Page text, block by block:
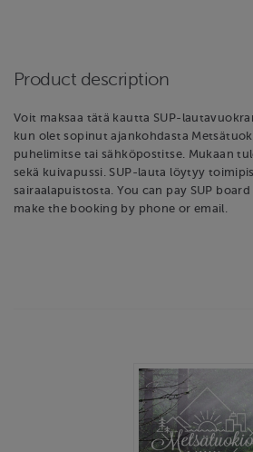
Product description
Voit maksaa tätä kautta SUP-
kun olet sopinut ajankohdasta
puhelimitse tai sähköpostitse. Mukaan
sekä kuivapussi. SUP-lauta löytyy
sairaalapuistosta. You can pay SUP
make the booking by phone or email.